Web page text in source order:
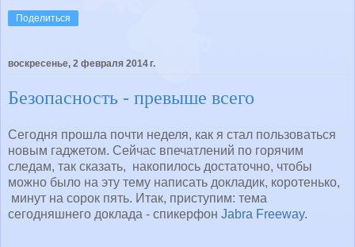
Поделиться
воскресенье, 2 февраля 2014 г.
Безопасность - превыше всего
Сегодня прошла почти неделя, как я стал пользоваться
новым гаджетом. Сейчас впечатлений по горячим
следам, так сказать, накопилось достаточно, чтобы
можно было на эту тему написать докладик, коротенько,
минут на сорок пять. Итак, приступим: тема
сегодняшнего доклада - спикерфон Jabra Freeway.